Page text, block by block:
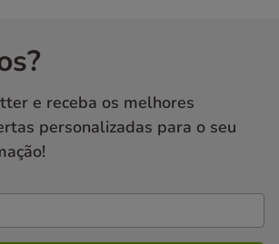
e receba os melhores
personalizadas para o seu